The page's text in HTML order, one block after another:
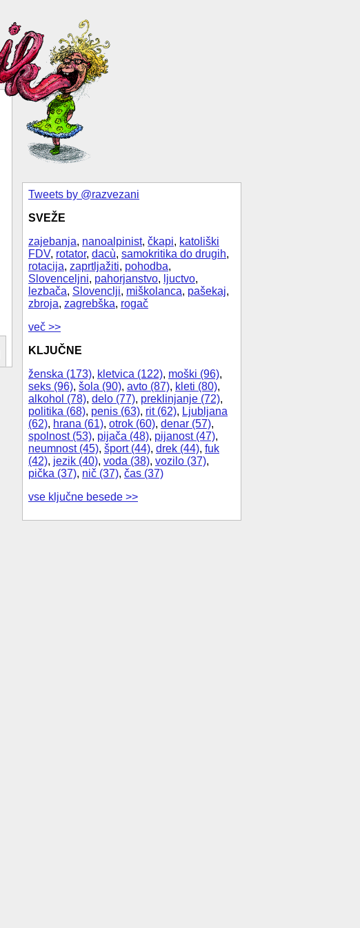
Tweets by @razvezani
SVEŽE
zajebanja, nanoalpinist, čkapi, katoliški
FDV, rotator, dacù, samokritika do drugih,
rotacija, zaprtljažiti, pohodba,
Slovenceljni, pahorjanstvo, ljuctvo,
lezbača, Slovenclji, miškolanca, pašekaj,
zbroja, zagrebška, rogač
več >>
KLJUČNE
ženska (173), kletvica (122), moški (96),
seks (96), šola (90), avto (87), kleti (80),
alkohol (78), delo (77), preklinjanje (72),
politika (68), penis (63), rit (62), Ljubljana
(62), hrana (61), otrok (60), denar (57),
spolnost (53), pijača (48), pijanost (47),
neumnost (45), šport (44), drek (44), fuk
(42), jezik (40), voda (38), vozilo (37),
pička (37), nič (37), čas (37)
vse ključne besede >>